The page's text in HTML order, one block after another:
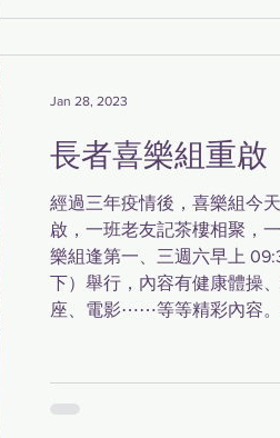
長者喜樂組重啟
經過三年疫情後，喜樂組今
啟，一班老友記茶樓相聚，
樂組逢第一、三週六早上
下）舉行，內容有健康體操
座、電影⋯⋯等等精彩內容。
Jan 28, 2023